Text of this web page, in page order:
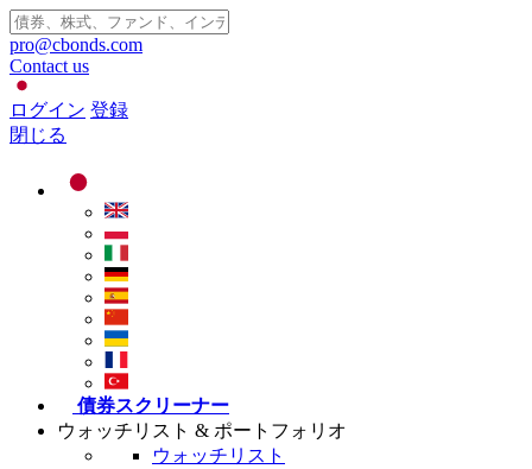
pro@cbonds.com
Contact us
ログイン 登録
閉じる
債券スクリーナー
ウォッチリスト & ポートフォリオ
ウォッチリスト